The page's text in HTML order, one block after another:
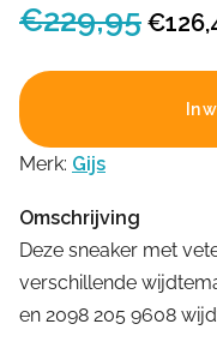
€229,95 €
In
Merk: Gijs
Omschrijving
Deze sneaker met
verschillende
en 2098 205 9608